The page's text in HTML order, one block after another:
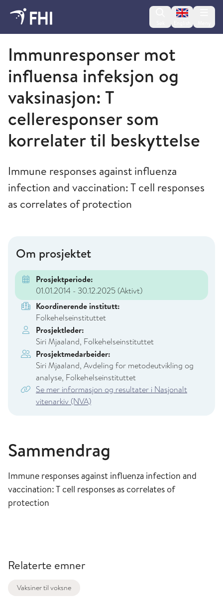
Change
Folkehelseinstituttet
Immunresponser mot
influensa infeksjon og
vaksinasjon: T
celleresponser som
korrelater til beskyttelse
Immune responses against influenza
infection and vaccination: T cell responses
as correlates of protection
Om prosjektet
Prosjektperiode:
01.01.2014 - 30.12.2025 (Aktivt)
Koordinerende institutt:
Folkehelseinstituttet
Prosjektleder:
Siri Mjaaland, Folkehelseinstituttet
Prosjektmedarbeider:
Siri Mjaaland, Avdeling for metodeutvikling og
analyse, Folkehelseinstituttet
Se mer informasjon og resultater i Nasjonalt
vitenarkiv (NVA)
Sammendrag
Immune responses against influenza infection and
vaccination: T cell responses as correlates of
protection
Relaterte emner
Vaksiner til voksne